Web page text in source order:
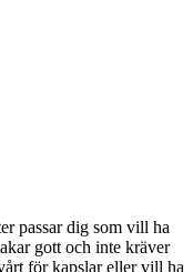
passar dig som vill ha
gott och inte kräver
för kapslar eller vill ha